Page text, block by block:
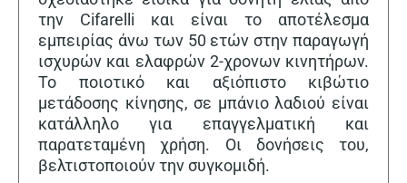
την Cifarelli και είναι το αποτέλεσμα
εμπειρίας άνω των 50 ετών στην παραγωγή
ισχυρών και ελαφρών 2-χρονων κινητήρων.
Το ποιοτικό και αξιόπιστο κιβώτιο
μετάδοσης κίνησης, σε μπάνιο λαδιού είναι
κατάλληλο για επαγγελματική και
παρατεταμένη χρήση. Οι δονήσεις του,
βελτιστοποιούν την συγκομιδή.